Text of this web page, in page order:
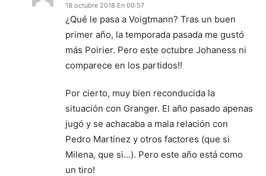
18 octubre 2018 En 00:57
¿Qué le pasa a Voigtmann? Tras un buen
primer año, la temporada pasada me gustó
más Poirier. Pero este octubre Johaness ni
comparece en los partidos!!
Por cierto, muy bien reconducida la
situación con Granger. El año pasado apenas
jugó y se achacaba a mala relación con
Pedro Martínez y otros factores (que si
Milena, que si…). Pero este año está como
un tiro!